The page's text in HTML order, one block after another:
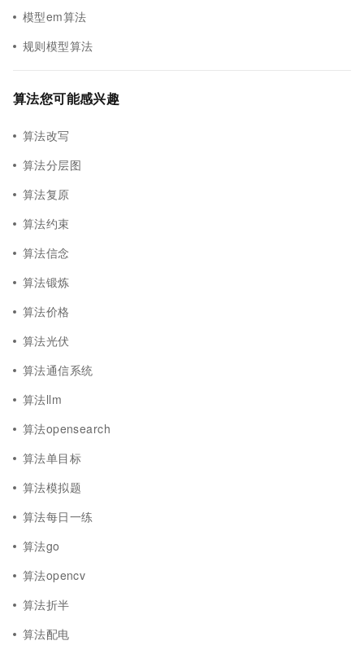
模型em算法
规则模型算法
算法您可能感兴趣
算法改写
算法分层图
算法复原
算法约束
算法信念
算法锻炼
算法价格
算法光伏
算法通信系统
算法llm
算法opensearch
算法单目标
算法模拟题
算法每日一练
算法go
算法opencv
算法折半
算法配电